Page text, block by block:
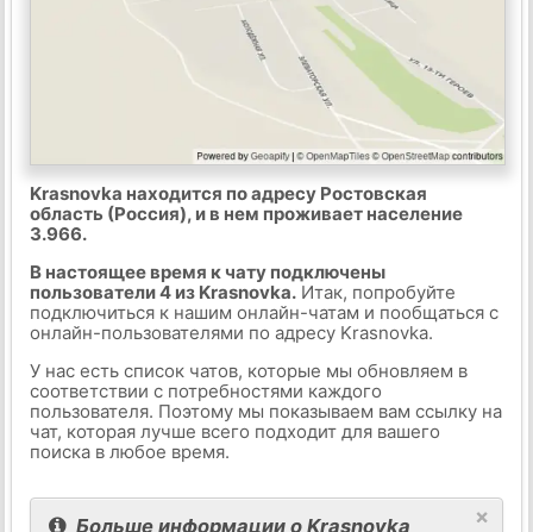
Krasnovka находится по адресу Ростовская
область (Россия), и в нем проживает население
3.966.
В настоящее время к чату подключены
пользователи 4 из Krasnovka.Итак, попробуйте
подключиться к нашим онлайн-чатам и пообщаться с
онлайн-пользователями по адресу Krasnovka.
У нас есть список чатов, которые мы обновляем в
соответствии с потребностями каждого
пользователя. Поэтому мы показываем вам ссылку на
чат, которая лучше всего подходит для вашего
поиска в любое время.
×
Больше информации о Krasnovka